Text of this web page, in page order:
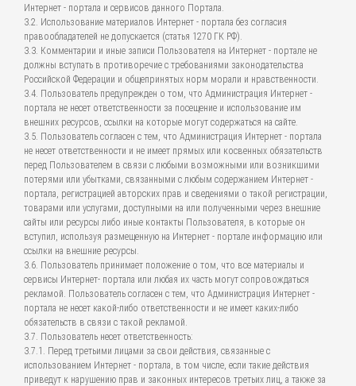
Интернет - портала и сервисов данного Портала.
3.2. Использование материалов Интернет - портала без согласия
правообладателей не допускается (статья 1270 ГК РФ).
3.3. Комментарии и иные записи Пользователя на Интернет - портале не
должны вступать в противоречие с требованиями законодательства
Российской Федерации и общепринятых норм морали и нравственности.
3.4. Пользователь предупрежден о том, что Администрация Интернет -
портала не несет ответственности за посещение и использование им
внешних ресурсов, ссылки на которые могут содержаться на сайте.
3.5. Пользователь согласен с тем, что Администрация Интернет - портала
не несет ответственности и не имеет прямых или косвенных обязательств
перед Пользователем в связи с любыми возможными или возникшими
потерями или убытками, связанными с любым содержанием Интернет -
портала, регистрацией авторских прав и сведениями о такой регистрации,
товарами или услугами, доступными на или полученными через внешние
сайты или ресурсы либо иные контакты Пользователя, в которые он
вступил, используя размещенную на Интернет - портале информацию или
ссылки на внешние ресурсы.
3.6. Пользователь принимает положение о том, что все материалы и
сервисы Интернет- портала или любая их часть могут сопровождаться
рекламой. Пользователь согласен с тем, что Администрация Интернет -
портала не несет какой-либо ответственности и не имеет каких-либо
обязательств в связи с такой рекламой.
3.7. Пользователь несет ответственность:
3.7.1. Перед третьими лицами за свои действия, связанные с
использованием Интернет - портала, в том числе, если такие действия
приведут к нарушению прав и законных интересов третьих лиц, а также за